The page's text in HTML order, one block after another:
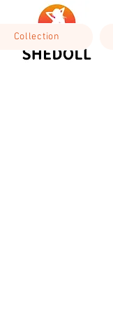
Collection